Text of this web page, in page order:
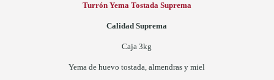
Turrón Yema Tostada Suprema
Calidad Suprema
Caja 3kg
Yema de huevo tostada, almendras y miel